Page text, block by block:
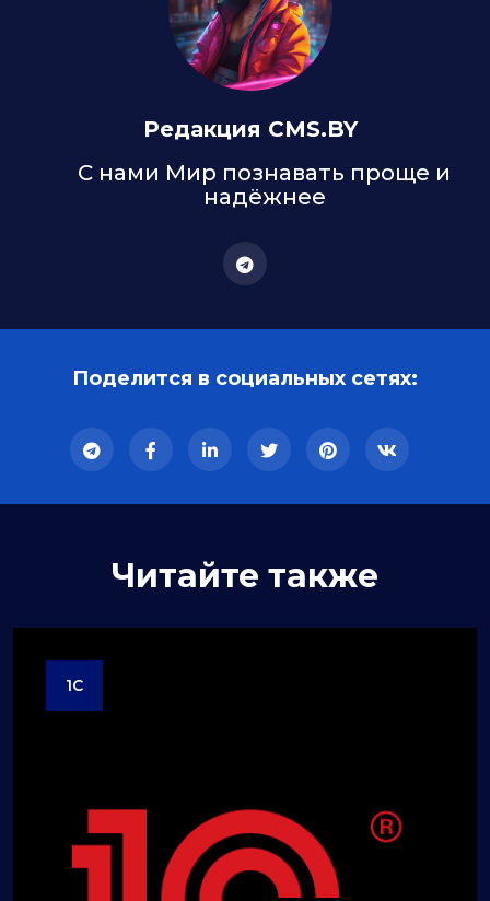
Редакция CMS.BY
С нами Мир познавать проще и
надёжнее
Поделится в социальных сетях:
Читайте также
1C